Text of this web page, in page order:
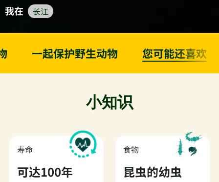
我在 长江
一起保护野生动物 您可能还喜欢
小知识
寿命
可达100年
食物
昆虫的幼虫